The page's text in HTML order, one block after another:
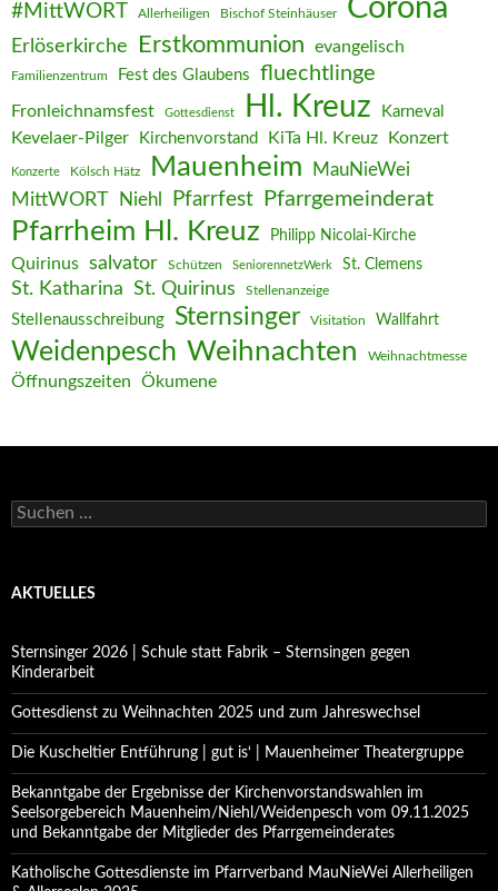
#MittWORT Allerheiligen Bischof Steinhäuser Corona
Erlöserkirche Erstkommunion evangelisch
Familienzentrum Fest des Glaubens fluechtlinge
Fronleichnamsfest Gottesdienst Hl. Kreuz Karneval
Kevelaer-Pilger Kirchenvorstand KiTa Hl. Kreuz Konzert
Konzerte Kölsch Hätz Mauenheim MauNieWei
MittWORT Niehl Pfarrfest Pfarrgemeinderat
Pfarrheim Hl. Kreuz Philipp Nicolai-Kirche
Quirinus salvator Schützen SeniorennetzWerk St. Clemens
St. Katharina St. Quirinus Stellenanzeige
Stellenausschreibung Sternsinger Visitation Wallfahrt
Weidenpesch Weihnachten Weihnachtmesse
Öffnungszeiten Ökumene
Suchen
nach:
AKTUELLES
Sternsinger 2026 | Schule statt Fabrik – Sternsingen gegen
Kinderarbeit
Gottesdienst zu Weihnachten 2025 und zum Jahreswechsel
Die Kuscheltier Entführung | gut is‘ | Mauenheimer Theatergruppe
Bekanntgabe der Ergebnisse der Kirchenvorstandswahlen im
Seelsorgebereich Mauenheim/Niehl/Weidenpesch vom 09.11.2025
und Bekanntgabe der Mitglieder des Pfarrgemeinderates
Katholische Gottesdienste im Pfarrverband MauNieWei Allerheiligen